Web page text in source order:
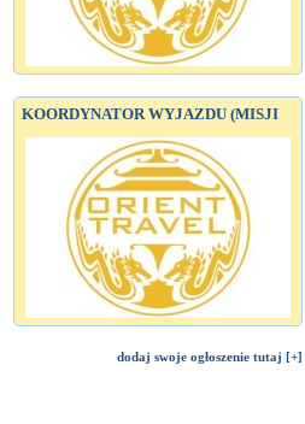
KOORDYNATOR WYJAZDU (MISJI
dodaj swoje ogłoszenie tutaj [+]